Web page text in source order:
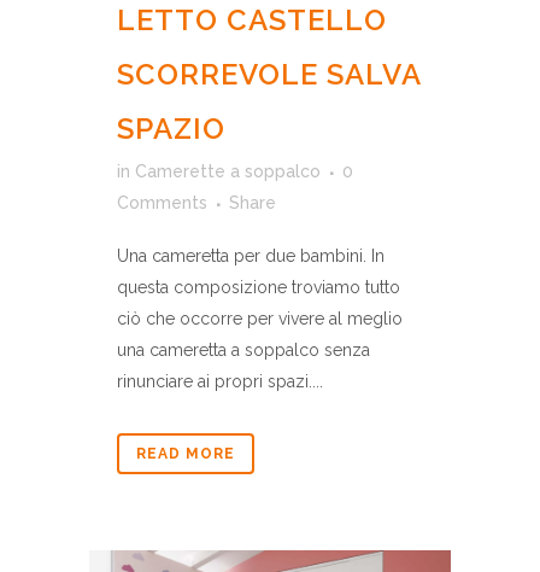
LETTO CASTELLO
SCORREVOLE SALVA
SPAZIO
in Camerette a soppalco
0
Comments
Share
Una cameretta per due bambini. In
questa composizione troviamo tutto
ciò che occorre per vivere al meglio
una cameretta a soppalco senza
rinunciare ai propri spazi....
READ MORE